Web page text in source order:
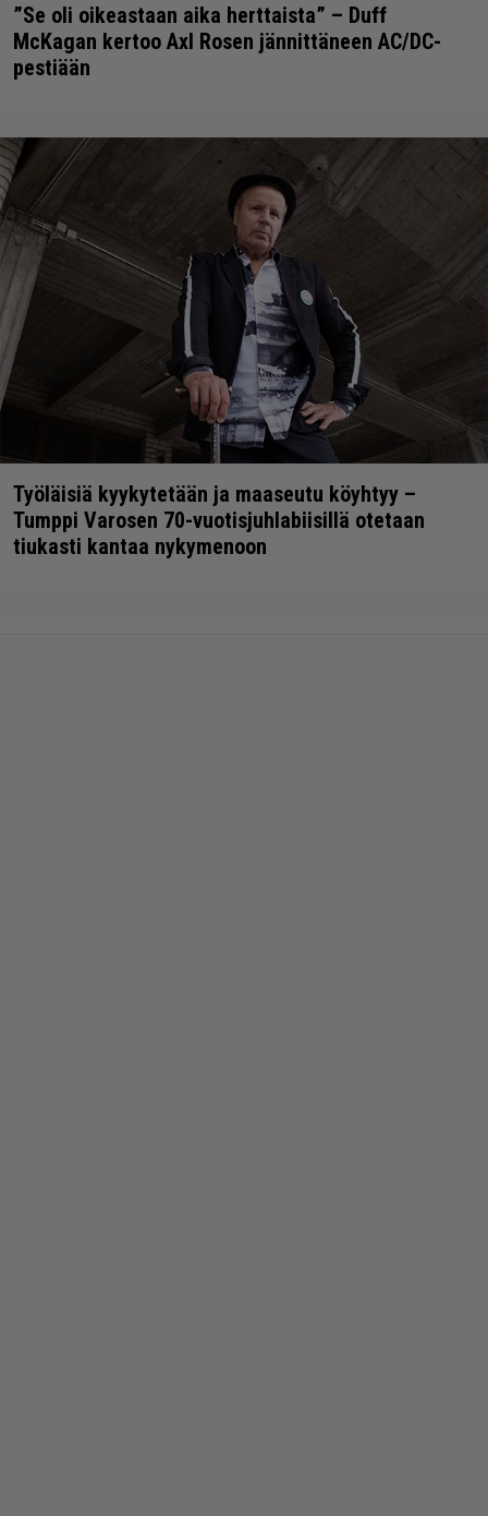
”Se oli oikeastaan aika herttaista” – Duff
McKagan kertoo Axl Rosen jännittäneen AC/DC-
pestiään
Työläisiä kyykytetään ja maaseutu köyhtyy –
Tumppi Varosen 70-vuotisjuhlabiisillä otetaan
tiukasti kantaa nykymenoon